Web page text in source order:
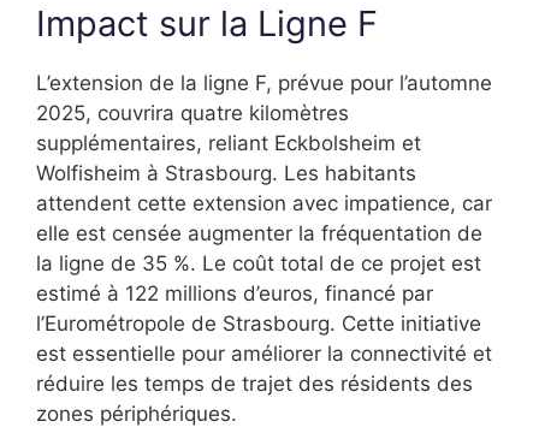
Impact sur la Ligne F
L’extension de la ligne F, prévue pour l’automne
2025, couvrira quatre kilomètres
supplémentaires, reliant Eckbolsheim et
Wolfisheim à Strasbourg. Les habitants
attendent cette extension avec impatience, car
elle est censée augmenter la fréquentation de
la ligne de 35 %. Le coût total de ce projet est
estimé à 122 millions d’euros, financé par
l’Eurométropole de Strasbourg. Cette initiative
est essentielle pour améliorer la connectivité et
réduire les temps de trajet des résidents des
zones périphériques.